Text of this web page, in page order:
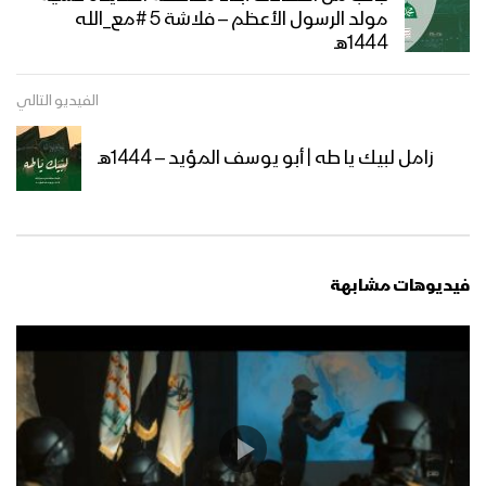
ميدان السبعين بالعاصمة صنعاء احتفاءً
بالمولد النبوي الشريف 12 ربيع الأول
ميادين الجهاد – حلقة بمناسبة المولد
النبوي الشريف من جبهة المزرق حجة –
مسير ضوئي لقوات الاحتياط والتدخل
المركزي احتفاءا بذكرى المولد النبوي
1447هـ
مولد الرسول الأعظم – فلاشة 5 #مع_الله
1444هـ
الفيديو التالي
زامل لبيك يا طه | أبو يوسف المؤيد – 1444هـ
فيديوهات مشابهة